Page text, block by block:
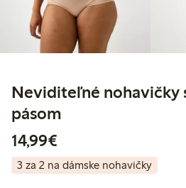
Neviditeľné nohavičky
pásom
14,99€
3 za 2 na dámske nohavičky